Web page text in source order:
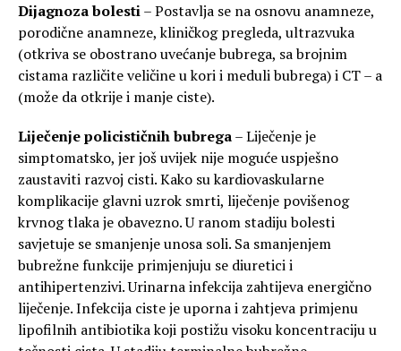
Dijagnoza bolesti– Postavlja se na osnovu anamneze,
porodične anamneze, kliničkog pregleda, ultrazvuka
(otkriva se obostrano uvećanje bubrega, sa brojnim
cistama različite veličine u kori i meduli bubrega) i CT – a
(može da otkrije i manje ciste).
Liječenje policističnih bubrega– Liječenje je
simptomatsko, jer još uvijek nije moguće uspješno
zaustaviti razvoj cisti. Kako su kardiovaskularne
komplikacije glavni uzrok smrti, liječenje povišenog
krvnog tlaka je obavezno. U ranom stadiju bolesti
savjetuje se smanjenje unosa soli. Sa smanjenjem
bubrežne funkcije primjenjuju se diuretici i
antihipertenzivi. Urinarna infekcija zahtijeva energično
liječenje. Infekcija ciste je uporna i zahtjeva primjenu
lipofilnih antibiotika koji postižu visoku koncentraciju u